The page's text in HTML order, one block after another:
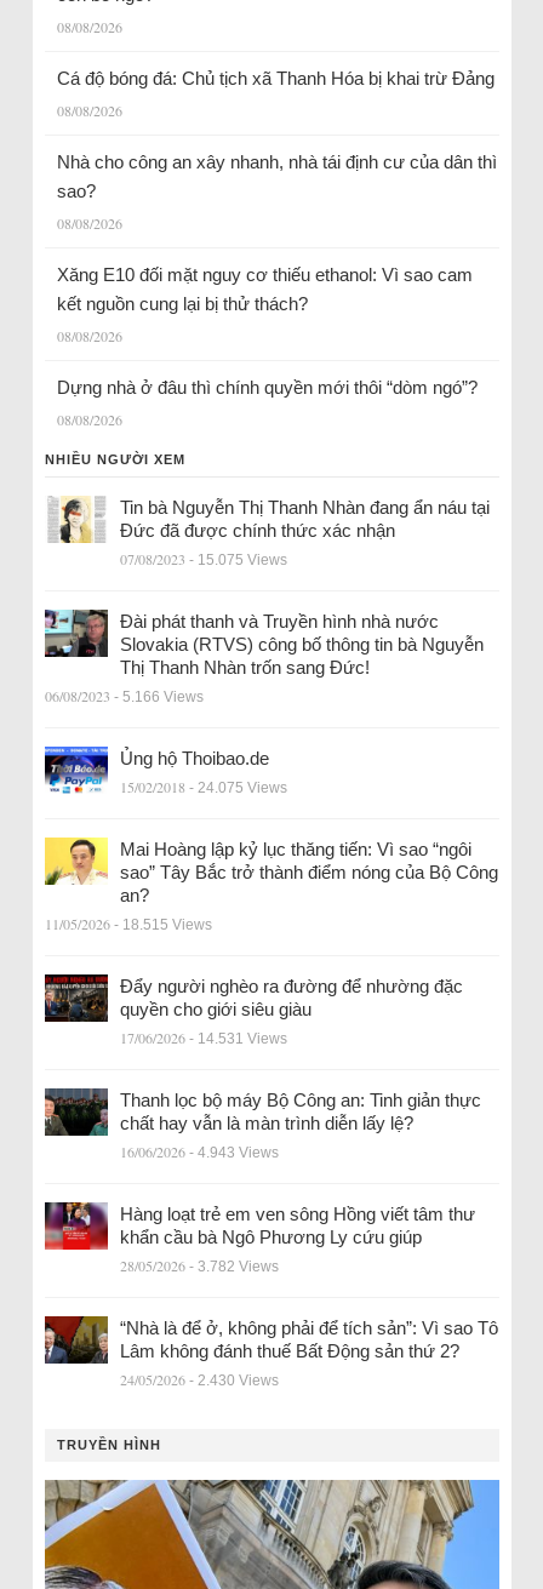
08/08/2026
Cá độ bóng đá: Chủ tịch xã Thanh Hóa bị khai trừ Đảng
08/08/2026
Nhà cho công an xây nhanh, nhà tái định cư của dân thì
sao?
08/08/2026
Xăng E10 đối mặt nguy cơ thiếu ethanol: Vì sao cam
kết nguồn cung lại bị thử thách?
08/08/2026
Dựng nhà ở đâu thì chính quyền mới thôi “dòm ngó”?
08/08/2026
NHIỀU NGƯỜI XEM
Tin bà Nguyễn Thị Thanh Nhàn đang ẩn náu tại
Đức đã được chính thức xác nhận
07/08/2023 - 15.075 Views
Đài phát thanh và Truyền hình nhà nước
Slovakia (RTVS) công bố thông tin bà Nguyễn
Thị Thanh Nhàn trốn sang Đức!
06/08/2023 - 5.166 Views
Ủng hộ Thoibao.de
15/02/2018 - 24.075 Views
Mai Hoàng lập kỷ lục thăng tiến: Vì sao “ngôi
sao” Tây Bắc trở thành điểm nóng của Bộ Công
an?
11/05/2026 - 18.515 Views
Đẩy người nghèo ra đường để nhường đặc
quyền cho giới siêu giàu
17/06/2026 - 14.531 Views
Thanh lọc bộ máy Bộ Công an: Tinh giản thực
chất hay vẫn là màn trình diễn lấy lệ?
16/06/2026 - 4.943 Views
Hàng loạt trẻ em ven sông Hồng viết tâm thư
khẩn cầu bà Ngô Phương Ly cứu giúp
28/05/2026 - 3.782 Views
“Nhà là để ở, không phải để tích sản”: Vì sao Tô
Lâm không đánh thuế Bất Động sản thứ 2?
24/05/2026 - 2.430 Views
TRUYỀN HÌNH